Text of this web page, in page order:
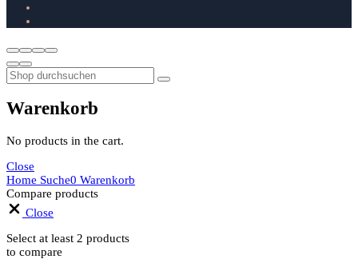
Warenkorb
No products in the cart.
Close
Home Suche0 Warenkorb
Compare products
Close
Select at least 2 products
to compare